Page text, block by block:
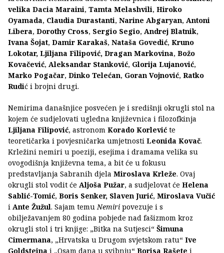
velika Dacia Maraini, Tamta Melashvili, Hiroko
Oyamada, Claudia Durastanti, Narine Abgaryan, Antoni
Libera, Dorothy Cross, Sergio Segio, Andrej Blatnik,
Ivana Šojat, Damir Karakaš, Nataša Govedić, Kruno
Lokotar, Ljiljana Filipović, Dragan Markovina, Božo
Kovačević, Aleksandar Stanković, Glorija Lujanović,
Marko Pogačar, Dinko Telećan, Goran Vojnović, Ratko
Rudić i brojni drugi.
Nemirima današnjice posvećen je i središnji okrugli stol na
kojem će sudjelovati ugledna književnica i filozofkinja
Ljiljana Filipović, astronom Korado Korlević te
teoretičarka i povjesničarka umjetnosti Leonida Kovač.
Krležini nemiri u poeziji, esejima i dramama velika su
ovogodišnja književna tema, a bit će u fokusu
predstavljanja Sabranih djela Miroslava Krleže. Ovaj
okrugli stol vodit će Aljoša Pužar, a sudjelovat će Helena
Sablić-Tomić, Boris Senker, Slaven Jurić, Miroslava Vučić
i Ante Žužul. Sajam temu Nemiri povezuje i s
obilježavanjem 80 godina pobjede nad fašizmom kroz
okrugli stol i tri knjige: „Bitka na Sutjesci“ Šimuna
Cimermana, „Hrvatska u Drugom svjetskom ratu“ Ive
Goldsteina i „Osam dana u svibnju“ Borisa Rašete i